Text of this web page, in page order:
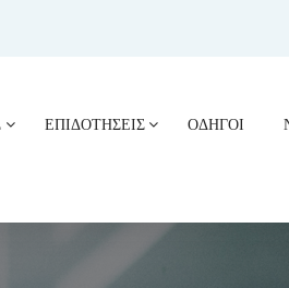
ΕΠΙΔΟΤΗΣΕΙΣ ΟΔΗΓΟΙ